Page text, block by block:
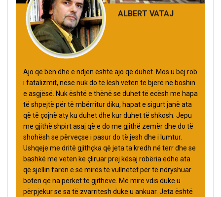
ALBERT VATAJ
Ajo që bën dhe e ndjen është ajo që duhet. Mos u bëj rob
i fatalizmit, nëse nuk do të lësh veten të bjerë në boshin
e asgjësë. Nuk është e thënë se duhet të ecësh me hapa
të shpejtë për të mbërritur diku, hapat e sigurt janë ata
që të çojnë aty ku duhet dhe kur duhet të shkosh. Jepu
me gjithë shpirt asaj që e do me gjithë zemër dhe do të
shohësh se përveçse i pasur do të jesh dhe i lumtur.
Ushqeje me dritë gjithçka që jeta ta kredh në terr dhe se
bashkë me veten ke çliruar prej kësaj robëria edhe ata
që sjellin farën e së mirës të vullnetet për të ndryshuar
botën që na përket të gjithëve. Më mirë vdis duke u
përpjekur se sa të zvarritesh duke u ankuar. Jeta është